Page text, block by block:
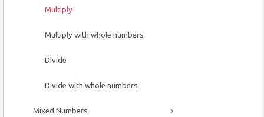
Multiply
Multiply with whole numbers
Divide
Divide with whole numbers
Mixed Numbers